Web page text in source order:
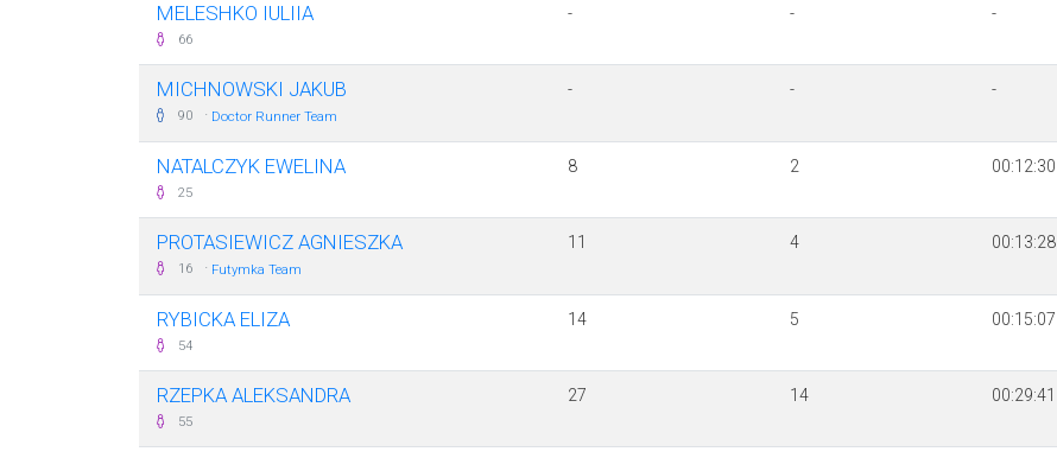
MELESHKO IULIIA
66
- - -
MICHNOWSKI JAKUB
90 · Doctor Runner Team
- - -
NATALCZYK EWELINA
25
8 2 00:12:30
PROTASIEWICZ AGNIESZKA
16 · Futymka Team
11 4 00:13:28
RYBICKA ELIZA
54
14 5 00:15:07
RZEPKA ALEKSANDRA
55
27 14 00:29:41